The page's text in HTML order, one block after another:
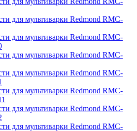
для мультиварки Redmond RMC-
для мультиварки Redmond RMC-
для мультиварки Redmond RMC-
для мультиварки Redmond RMC-
для мультиварки Redmond RMC-
для мультиварки Redmond RMC-
для мультиварки Redmond RMC-